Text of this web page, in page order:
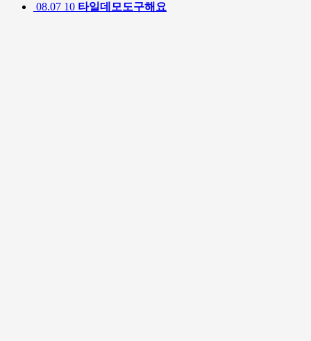
08.07 10 타일데모도구해요